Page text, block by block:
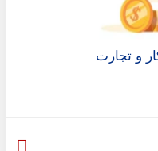
و تجارت